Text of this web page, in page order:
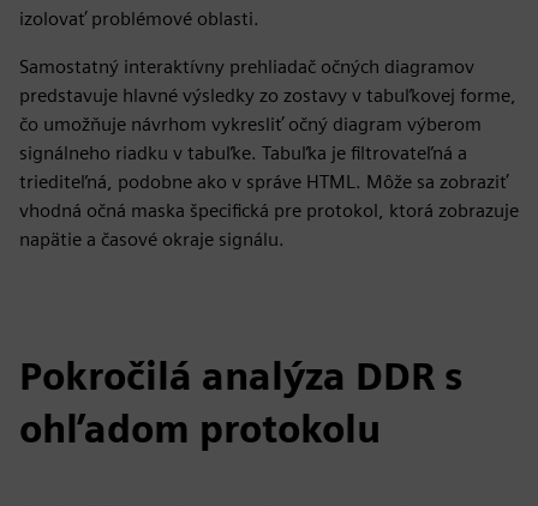
izolovať problémové oblasti.
Samostatný interaktívny prehliadač očných diagramov
predstavuje hlavné výsledky zo zostavy v tabuľkovej forme,
čo umožňuje návrhom vykresliť očný diagram výberom
signálneho riadku v tabuľke. Tabuľka je filtrovateľná a
triediteľná, podobne ako v správe HTML. Môže sa zobraziť
vhodná očná maska špecifická pre protokol, ktorá zobrazuje
napätie a časové okraje signálu.
Pokročilá analýza DDR s
ohľadom protokolu